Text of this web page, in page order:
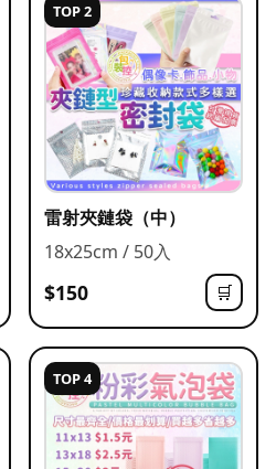
TOP 2
雷射夾鏈袋（中）
18x25cm / 50入
$150 🛒
TOP 4